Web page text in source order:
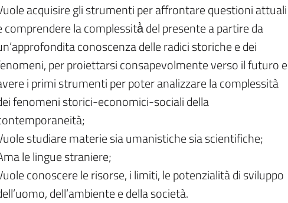
acquisire gli strumenti per affrontare questioni attuali
comprendere la complessità̀ del presente a partire da
conoscenza delle radici storiche e dei
per proiettarsi consapevolmente verso il futuro e
i primi strumenti per poter analizzare la complessità
fenomeni storici-economici-sociali della
studiare materie sia umanistiche sia scientifiche;
le lingue straniere;
conoscere le risorse, i limiti, le potenzialità di sviluppo
dell’ambiente e della società.